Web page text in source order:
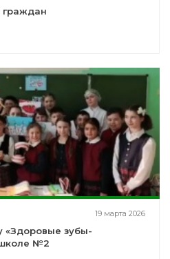
граждан
19 марта 2026
«Здоровые зубы-
школе №2